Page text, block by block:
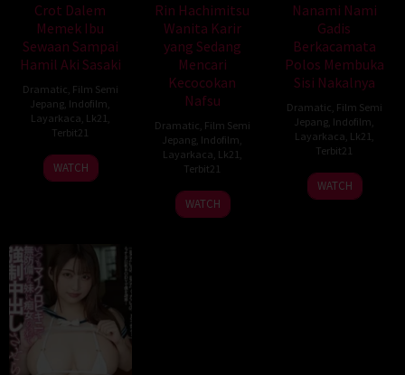
Crot Dalem
Memek Ibu
Sewaan Sampai
Hamil Aki Sasaki
Dramatic Film Semi
Jepang Indofilm
Layarkaca Lk21
Terbit21
WATCH
Rin Hachimitsu
Wanita Karir
yang Sedang
Mencari
Kecocokan
Nafsu
Dramatic Film Semi
Jepang Indofilm
Layarkaca Lk21
Terbit21
WATCH
Nanami Nami
Gadis
Berkacamata
Polos Membuka
Sisi Nakalnya
Dramatic Film Semi
Jepang Indofilm
Layarkaca Lk21
Terbit21
WATCH